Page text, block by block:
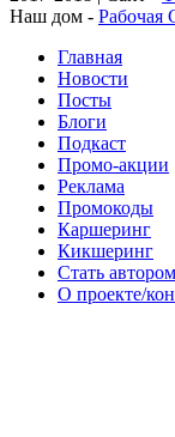
Наш дом - Рабочая
Главная
Новости
Посты
Блоги
Подкаст
Промо-акции
Реклама
Промокоды
Каршеринг
Кикшеринг
Стать автором
О проекте/